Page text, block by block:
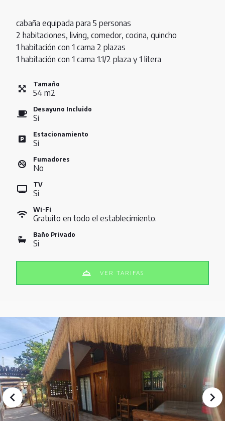
cabaña equipada para 5 personas
2 habitaciones, living, comedor, cocina, quincho
1 habitación con 1 cama 2 plazas
1 habitación con 1 cama 1.1/2 plaza y 1 litera
Tamaño
54 m2
Desayuno Incluido
Si
Estacionamiento
Si
Fumadores
No
TV
Si
Wi-Fi
Gratuito en todo el establecimiento.
Baño Privado
Si
VER TARIFAS